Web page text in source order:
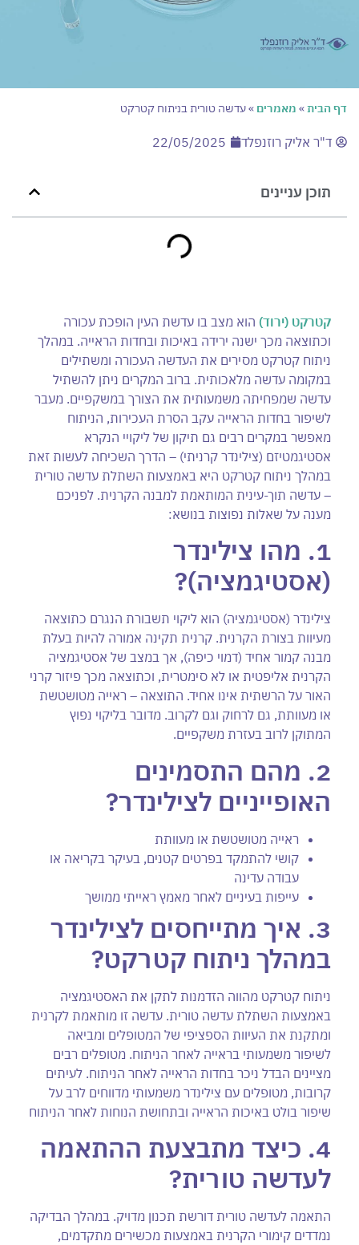
דף הבית» מאמרים »עדשה טורית בניתוח קטרקט
ד"ר אליק רוזנפלד 22/05/2025
תוכן עניינים
קטרקט (ירוד) הוא מצב בו עדשת העין הופכת עכורה
וכתוצאה מכך ישנה ירידה באיכות ובחדות הראייה. במהלך
ניתוח קטרקט מסירים את העדשה העכורה ומשתילים
במקומה עדשה מלאכותית. ברוב המקרים ניתן להשתיל
עדשה שמפחיתה משמעותית את הצורך במשקפיים. מעבר
לשיפור בחדות הראייה עקב הסרת העכירות, הניתוח
מאפשר במקרים רבים גם תיקון של ליקויי הנקרא
אסטיגמטיזם (צילינדר קרניתי) – הדרך השכיחה לעשות זאת
במהלך ניתוח קטרקט היא באמצעות השתלת עדשה טורית
– עדשה תוך-עינית המותאמת למבנה הקרנית. לפניכם
מענה על שאלות נפוצות בנושא:
1. מהו צילינדר
(אסטיגמציה)?
צילינדר (אסטיגמציה) הוא ליקוי תשבורת הנגרם כתוצאה
מעיוות בצורת הקרנית. קרנית תקינה אמורה להיות בעלת
מבנה קמור אחיד (דמוי כיפה), אך במצב של אסטיגמציה
הקרנית אליפטית או לא סימטרית, וכתוצאה מכך פיזור קרני
האור על הרשתית אינו אחיד. התוצאה – ראייה מטושטשת
או מעוותת, גם לרחוק וגם לקרוב. מדובר בליקוי נפוץ
המתוקן לרוב בעזרת משקפיים.
2. מהם התסמינים
האופייניים לצילינדר?
ראייה מטושטשת או מעוותת
קושי להתמקד בפרטים קטנים, בעיקר בקריאה או
עבודה עדינה
עייפות בעיניים לאחר מאמץ ראייתי ממושך
3. איך מתייחסים לצילינדר
במהלך ניתוח קטרקט?
ניתוח קטרקט מהווה הזדמנות לתקן את האסטיגמציה
באמצעות השתלת עדשה טורית. עדשה זו מותאמת לקרנית
ומתקנת את העיוות הספציפי של המטופלים ומביאה
לשיפור משמעותי בראייה לאחר הניתוח. מטופלים רבים
מציינים הבדל ניכר בחדות הראייה לאחר הניתוח. לעיתים
קרובות, מטופלים עם צילינדר משמעותי מדווחים לרב על
שיפור בולט באיכות הראייה ובתחושת הנוחות לאחר הניתוח
4. כיצד מתבצעת ההתאמה
לעדשה טורית?
התאמה לעדשה טורית דורשת תכנון מדויק. במהלך הבדיקה
נמדדים קימורי הקרנית באמצעות מכשירים מתקדמים,